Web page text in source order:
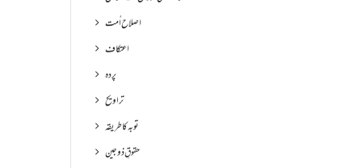
اصلاح اُمت
اعتکاف
پردہ
تراویح
توبہ کا طریقہ
حقوقِ ذوجین